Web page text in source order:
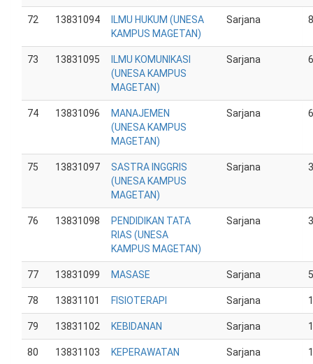
72 13831094
ILMU HUKUM (UNESA
KAMPUS MAGETAN)
Sarjana
73 13831095
ILMU KOMUNIKASI
(UNESA KAMPUS
MAGETAN)
Sarjana
74 13831096
MANAJEMEN
(UNESA KAMPUS
MAGETAN)
Sarjana
75 13831097
SASTRA INGGRIS
(UNESA KAMPUS
MAGETAN)
Sarjana
76 13831098
PENDIDIKAN TATA
RIAS (UNESA
KAMPUS MAGETAN)
Sarjana
77 13831099 MASASE Sarjana
78 13831101 FISIOTERAPI Sarjana
79 13831102 KEBIDANAN Sarjana
80 13831103 KEPERAWATAN Sarjana